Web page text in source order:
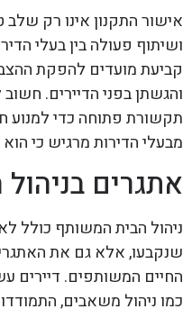
אישור התקנון אינו רק
ושיתוף פעולה בין בעלי
קביעת מועדים להפקת
והגשתן בפני הדיירים.
תקשורת פתוחה כדי למנוע
מבעלי הדירות מרגיש כי
אתגרים
ניהול הבית המשותף כולל
שנקבעו, אלא גם את
החיים המשותפים. דיירים
כמו ניהול משאבים,